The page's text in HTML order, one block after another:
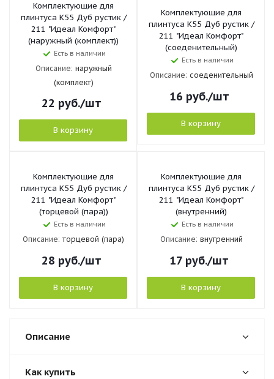
Комплектующие для
плинтуса К55 Дуб рустик /
211 "Идеал Комфорт"
(наружный (комплект))
Есть в наличии
Описание: наружный
(комплект)
22 руб./шт
В корзину
Комплектующие для
плинтуса К55 Дуб рустик /
211 "Идеал Комфорт"
(соеденительный)
Есть в наличии
Описание: соеденительный
16 руб./шт
В корзину
Комплектующие для
плинтуса К55 Дуб рустик /
211 "Идеал Комфорт"
(торцевой (пара))
Есть в наличии
Описание: торцевой (пара)
28 руб./шт
В корзину
Комплектующие для
плинтуса К55 Дуб рустик /
211 "Идеал Комфорт"
(внутренний)
Есть в наличии
Описание: внутренний
17 руб./шт
В корзину
Описание
Как купить